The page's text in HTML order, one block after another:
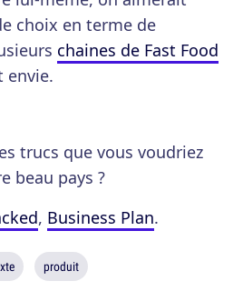
choix en terme de
chaines de Fast Food
envie.
trucs que vous voudriez
beau pays ?
, Business Plan.
produit